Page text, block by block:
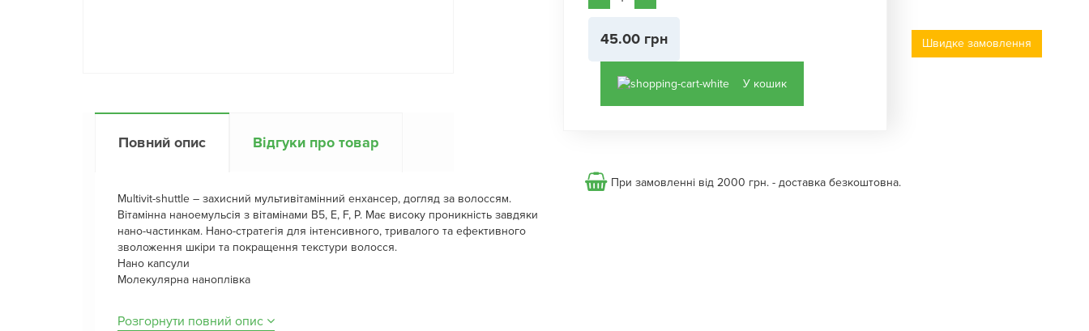
Повний опис Відгуки про товар
Multivit-shuttle – захисний мультивітамінний енхансер, догляд за волоссям.
Вітамінна наноемульсія з вітамінами B5, E, F, P. Має високу проникність завдяки
нано-частинкам. Нано-стратегія для інтенсивного, тривалого та ефективного
зволоження шкіри та покращення текстури волосся.
Нано капсули
Молекулярна наноплівка
Розгорнути повний опис
45.00 грн
У кошик
Швидке замовлення
При замовленні від 2000 грн. - доставка безкоштовна.